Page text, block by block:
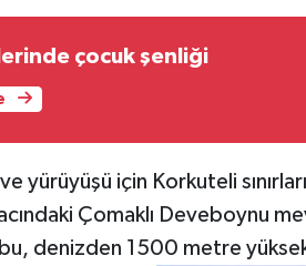
çocuk şenliği
yürüyüşü için Korkuteli
Çomaklı Deveboynu
denizden 1500 metre